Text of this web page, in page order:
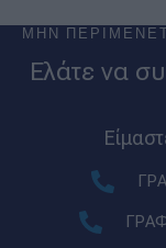
ΜΗΝ
Ελάτε να